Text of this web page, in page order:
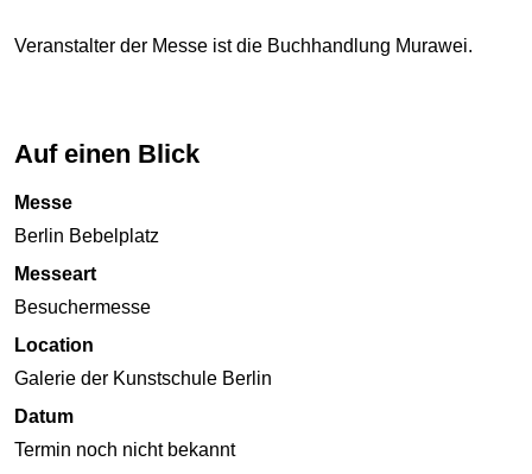
Veranstalter der Messe ist die Buchhandlung Murawei.
Auf einen Blick
Messe
Berlin Bebelplatz
Messeart
Besuchermesse
Location
Galerie der Kunstschule Berlin
Datum
Termin noch nicht bekannt